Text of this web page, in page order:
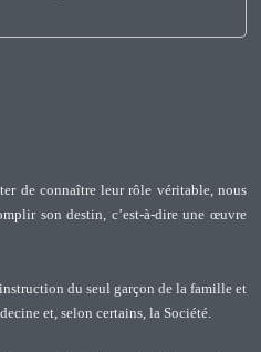
de connaître leur rôle véritable, nous
son destin, c’est-à-dire une œuvre
du seul garçon de la famille et
et, selon certains, la Société.